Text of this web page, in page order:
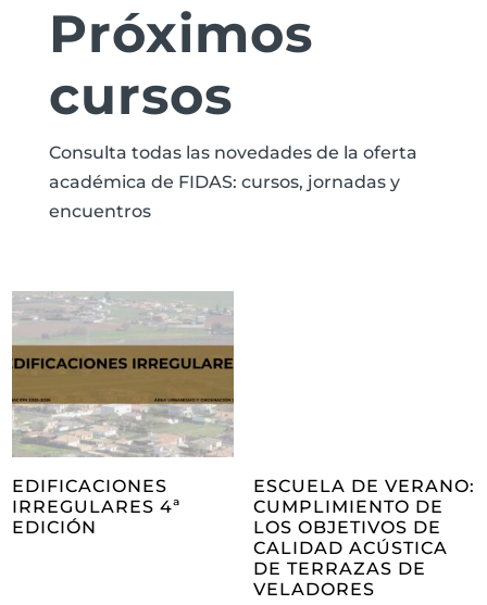
Próximos
cursos
Consulta todas las novedades de la oferta
académica de FIDAS: cursos, jornadas y
encuentros
EDIFICACIONES
IRREGULARES 4ª
EDICIÓN
ESCUELA DE VERANO:
CUMPLIMIENTO DE
LOS OBJETIVOS DE
CALIDAD ACÚSTICA
DE TERRAZAS DE
VELADORES